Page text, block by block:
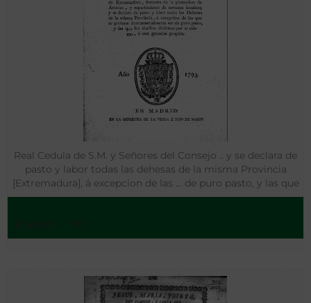
Real Cedula de S.M. y Señores del Consejo .. y se declara de
pasto y labor todas las dehesas de la misma Provincia
[Extremadura], á excepcion de las … de puro pasto, y las que
los dueños disfrutan ..